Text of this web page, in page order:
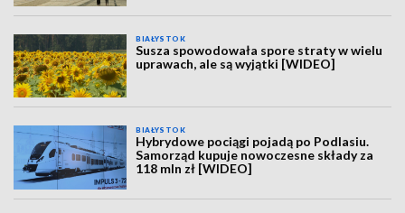
BIAŁYSTOK
Susza spowodowała spore straty w wielu
uprawach, ale są wyjątki [WIDEO]
BIAŁYSTOK
Hybrydowe pociągi pojadą po Podlasiu.
Samorząd kupuje nowoczesne składy za
118 mln zł [WIDEO]